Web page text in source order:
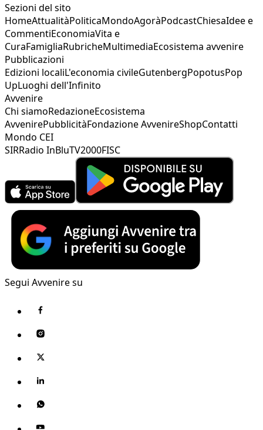
Sezioni del sito
HomeAttualitàPoliticaMondoAgoràPodcastChiesaIdee e
CommentiEconomiaVita e
CuraFamigliaRubricheMultimediaEcosistema avvenire
Pubblicazioni
Edizioni localiL'economia civileGutenbergPopotusPop
UpLuoghi dell'Infinito
Avvenire
Chi siamoRedazioneEcosistema
AvvenirePubblicitàFondazione AvvenireShopContatti
Mondo CEI
SIRRadio InBluTV2000FISC
Segui Avvenire su